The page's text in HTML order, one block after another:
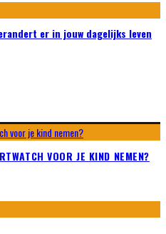
er in jouw dagelijks leven
VOOR JE KIND NEMEN?